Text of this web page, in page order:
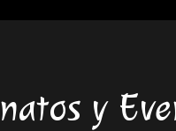
y